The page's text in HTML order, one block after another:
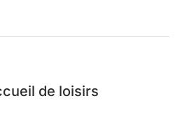
de loisirs